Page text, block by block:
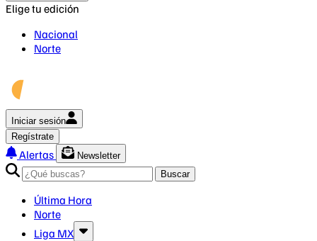
Elige tu edición
Nacional
Norte
Iniciar sesión
Regístrate
Alertas
Newsletter
Buscar
Última Hora
Norte
Liga MX